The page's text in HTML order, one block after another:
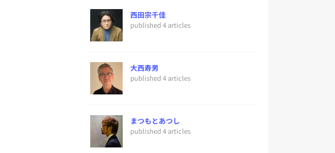
西田宗千佳
published 4 articles
大西寿男
published 4 articles
まつもとあつし
published 4 articles